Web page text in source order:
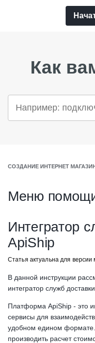
Как
СОЗДАНИЕ ИНТЕРНЕТ
Меню
Интегратор
ApiShip
Статья актуальна для версии
В данной инструкции
интегратор служб доставки
Платформа ApiShip - это
сервисы для
удобном едином формате.
производить расчет